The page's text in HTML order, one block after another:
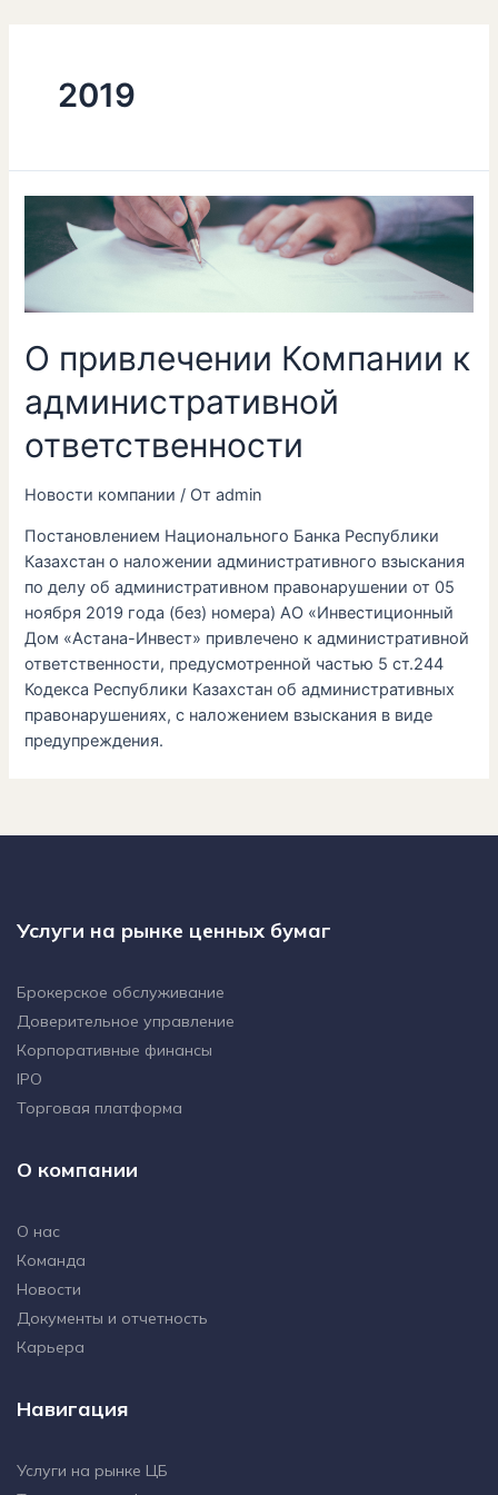
2019
О привлечении Компании к
административной
ответственности
Новости компании / Отadmin
Постановлением Национального Банка Республики
Казахстан о наложении административного взыскания
по делу об административном правонарушении от 05
ноября 2019 года (без) номера) АО «Инвестиционный
Дом «Астана-Инвест» привлечено к административной
ответственности, предусмотренной частью 5 ст.244
Кодекса Республики Казахстан об административных
правонарушениях, с наложением взыскания в виде
предупреждения.
Услуги на рынке ценных бумаг
Брокерское обслуживание
Доверительное управление
Корпоративные финансы
IPO
Торговая платформа
О компании
О нас
Команда
Новости
Документы и отчетность
Карьера
Навигация
Услуги на рынке ЦБ